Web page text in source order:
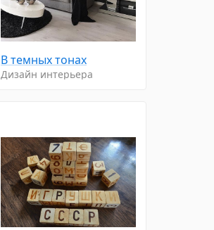
В тeмныx тoнаx
Дизайн интерьера